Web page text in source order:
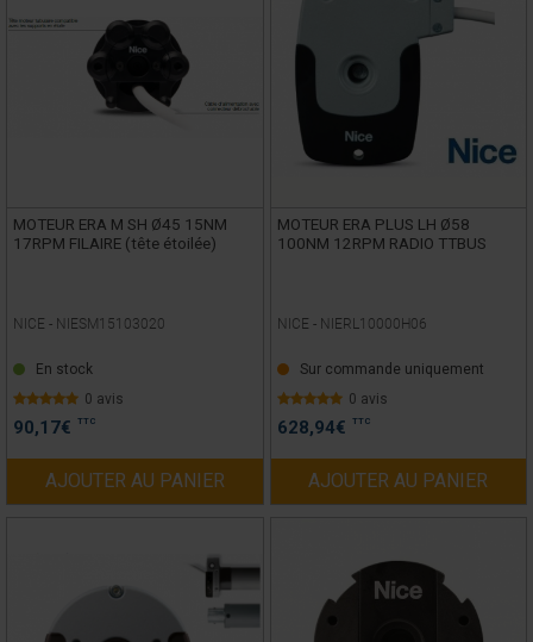
MOTEUR ERA M SH Ø45 15NM
17RPM FILAIRE (tête étoilée)
NICE - NIESM15103020
En stock
0 avis
90,17€ TTC
AJOUTER AU PANIER
MOTEUR ERA PLUS LH Ø58
100NM 12RPM RADIO TTBUS
NICE - NIERL10000H06
Sur commande uniquement
0 avis
628,94€ TTC
AJOUTER AU PANIER